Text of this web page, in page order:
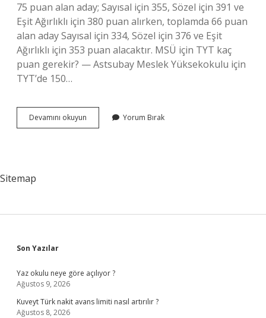
75 puan alan aday; Sayısal için 355, Sözel için 391 ve
Eşit Ağırlıklı için 380 puan alırken, toplamda 66 puan
alan aday Sayısal için 334, Sözel için 376 ve Eşit
Ağırlıklı için 353 puan alacaktır. MSÜ için TYT kaç
puan gerekir? — Astsubay Meslek Yüksekokulu için
TYT’de 150…
Devamını okuyun
275
Yorum Bırak
Sitemap
Sidebar
Son Yazılar
Yaz okulu neye göre açılıyor ?
Ağustos 9, 2026
Kuveyt Türk nakit avans limiti nasıl artırılır ?
Ağustos 8, 2026